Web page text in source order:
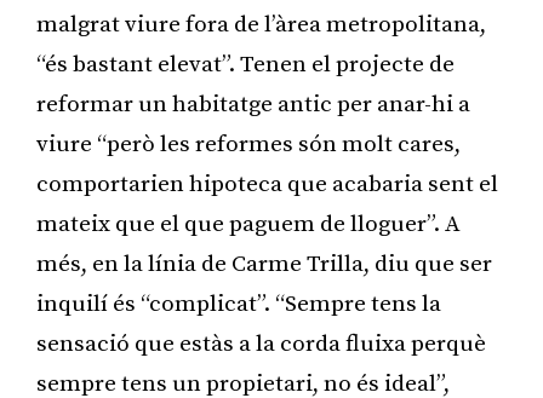
malgrat viure fora de l’àrea metropolitana,
“és bastant elevat”. Tenen el projecte de
reformar un habitatge antic per anar-hi a
viure “però les reformes són molt cares,
comportarien hipoteca que acabaria sent el
mateix que el que paguem de lloguer”. A
més, en la línia de Carme Trilla, diu que ser
inquilí és “complicat”. “Sempre tens la
sensació que estàs a la corda fluixa perquè
sempre tens un propietari, no és ideal”,